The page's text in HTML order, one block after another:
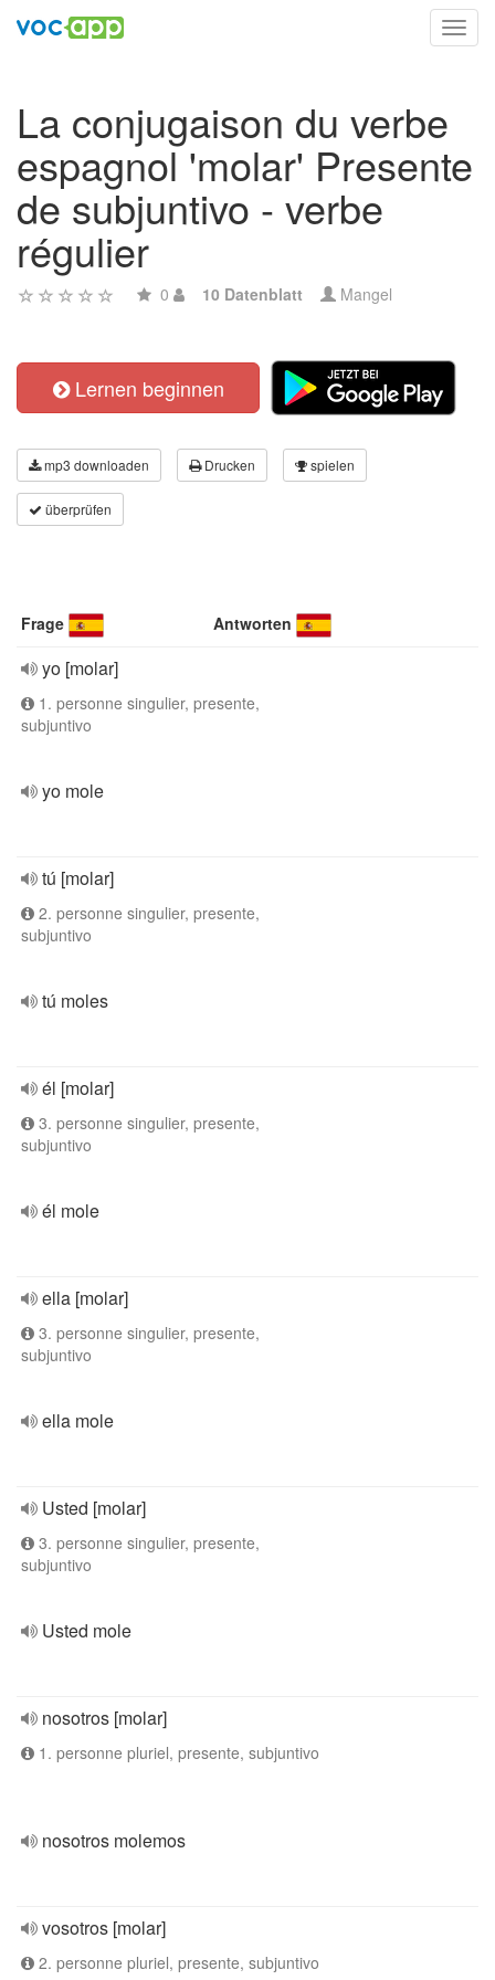
La conjugaison du verbe
espagnol 'molar' Presente
de subjuntivo - verbe
régulier
0 10 Datenblatt Mangel
Lernen beginnen
mp3 downloaden Drucken spielen
überprüfen
Frage Antworten
yo [molar]
1. personne singulier, presente,
subjuntivo
yo mole
tú [molar]
2. personne singulier, presente,
subjuntivo
tú moles
él [molar]
3. personne singulier, presente,
subjuntivo
él mole
ella [molar]
3. personne singulier, presente,
subjuntivo
ella mole
Usted [molar]
3. personne singulier, presente,
subjuntivo
Usted mole
nosotros [molar]
1. personne pluriel, presente, subjuntivo
nosotros molemos
vosotros [molar]
2. personne pluriel, presente, subjuntivo